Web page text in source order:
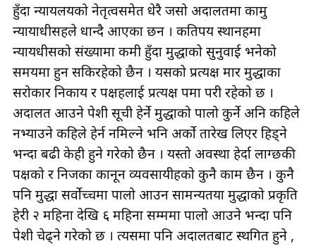
हुँदा न्यायलयको नेतृत्वसमेत धेरै जसो अदालतमा कामु
न्यायाधीसहरुले धान्दै आएका छन । कतिपय स्थानहरुमा
न्यायधीसको संख्यामा कमी हुँदा मुद्धाको सुनुवाई भनेको
समयमा हुन सकिरहेको छैन । यसको प्रत्यक्ष मार मुद्धाका
सरोकार निकाय र पक्षहरुलाई प्रत्यक्ष रुपमा परी रहेको छ ।
अदालत आउने पेशी सूची हेर्ने मुद्धाको पालो कुर्ने अनि कहिले
नभ्याउने कहिले हेर्न नमिल्ने भनि अर्को तारेख लिएर हिड्ने
भन्दा बढी केही हुने गरेको छैन । यस्तो अवस्था हेर्दा लाग्छकी
पक्षको र निजका कानून व्यवसायीहरुको कुनै काम छैन । कुनै
पनि मुद्धा सर्वोच्चमा पालो आउन सामन्यतया मुद्धाको प्रकृति
हेरी २ महिना देखि ६ महिना सम्ममा पालो आउने भन्दा पनि
पेशी चेढ्ने गरेको छ । त्यसमा पनि अदालतबाट स्थगित हुने ,